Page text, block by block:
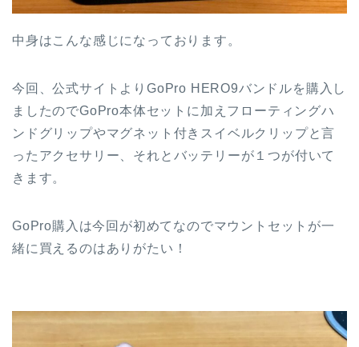
中身はこんな感じになっております。
今回、公式サイトよりGoPro HERO9バンドルを購入し
ましたのでGoPro本体セットに加えフローティングハ
ンドグリップやマグネット付きスイベルクリップと言
ったアクセサリー、それとバッテリーが１つが付いて
きます。
GoPro購入は今回が初めてなのでマウントセットが一
緒に買えるのはありがたい！